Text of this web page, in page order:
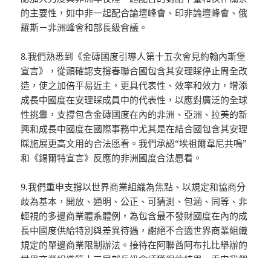
的主要性，如中非一起配合論壇峰會、印非論壇峰會、俄
羅斯－非洲峰會和部長級會議。
8.我們熟悉到《金磚國度引導人第十五次會見約翰內斯堡
宣言》，從頭確認支撐春聯合國包含其安理睬停止周全改
造，使之加倍平易近主，更具代表性、效率和效力，增添
成長中國度在安理睬成員中的代表性，以應對廣泛的全球
性挑釁，支撐包含金磚國度在內的非洲、亞洲、拉美的新
興和成長中國度在國際事務中尤其是在結合國包含其安理
睬施展更高文用的合法愿看。我們承認“埃祖爾韋尼共鳴”
和《錫爾特宣言》反應的非洲國度合法愿看。
9.我們重申支撐以世界商業組織為焦點、以規定和協商分
歧為基本，開放、通明、公正、可猜測、包涵、同等、非
輕視的多邊商業體系體例，為包含最不發財國度在內的成
長中國度供給特別與差異待遇，謝絕不合適世界商業組織
規定的單邊商業限制辦法。接待在阿聯酋阿布扎比舉辦的